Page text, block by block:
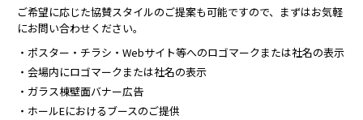
ご希望に応じた協賛スタイルのご提案も可能ですので、まずはお気軽
にお問い合わせください。
・ポスター・チラシ・Webサイト等へのロゴマークまたは社名の表示
・会場内にロゴマークまたは社名の表示
・ガラス棟壁面バナー広告
・ホールEにおけるブースのご提供